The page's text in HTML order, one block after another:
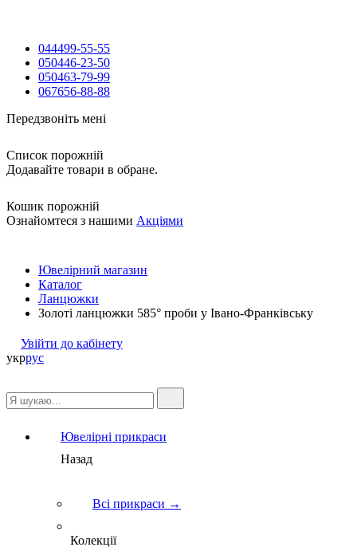
044499-55-55
050446-23-50
050463-79-99
067656-88-88
Передзвоніть мені
Список порожній
Додавайте товари в обране.
Кошик порожній
Ознайомтеся з нашими Акціями
Ювелірний магазин
Каталог
Ланцюжки
Золоті ланцюжки 585° проби у Івано-Франківську
Увійти до кабінету
укррус
Ювелірні прикраси
Назад
Всі прикраси →
Колекції